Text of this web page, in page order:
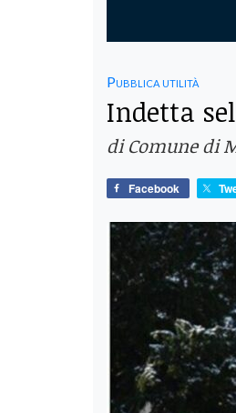
Pubblica utilità
Indetta
di Comune di
Facebook